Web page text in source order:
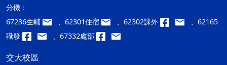
分機：
67236生輔
、62301住宿 、62302課外
、62165
職發
、67332處部
交大校區